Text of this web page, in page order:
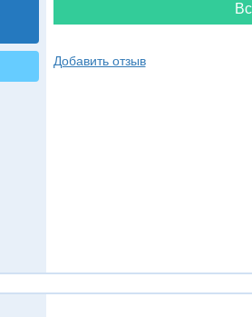
Добавить отзыв